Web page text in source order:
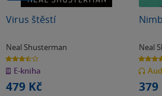
Virus štěstí
Neal Shusterman
3.5
z
5
hvězdiček
E-kniha
479 Kč
Neal
4.6
z
5
379